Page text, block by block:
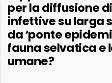
per la diffusione
infettive su larga
da ‘ponte
fauna selvatica e
umane?